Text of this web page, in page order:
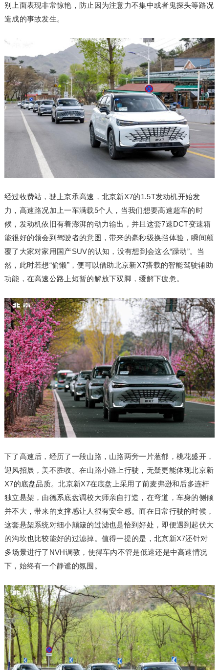
别上面表现非常惊艳，防止因为注意力不集中或者鬼探头等路况
造成的事故发生。
经过收费站，驶上京承高速，北京新X7的1.5T发动机开始发
力，高速路况加上一车满载5个人，当我们想要高速超车的时
候，发动机依旧有着澎湃的动力输出，并且这套7速DCT变速箱
能很好的领会到驾驶者的意图，带来的毫秒级换挡体验，瞬间颠
覆了大家对家用国产SUV的认知，没有想到会这么“躁动”。当
然，此时若想“偷懒”，便可以借助北京新X7搭载的智能驾驶辅助
功能，在高速公路上短暂的解放下双脚，缓解下疲惫。
下了高速后，经历了一段山路，山路两旁一片葱郁，桃花盛开，
迎风招展，美不胜收。在山路小路上行驶，无疑更能体现北京新
X7的底盘品质。北京新X7在底盘上采用了前麦弗逊和后多连杆
独立悬架，由德系底盘调校大师亲自打造，在弯道，车身的侧倾
并不大，带来的支撑感让人很有安全感。而在日常行驶的时候，
这套悬架系统对细小颠簸的过滤也是恰到好处，即便遇到起伏大
的沟坎也比较能好的过滤掉。值得一提的是，北京新X7还针对
多场景进行了NVH调教，使得车内不管是低速还是中高速情况
下，始终有一个静谧的氛围。